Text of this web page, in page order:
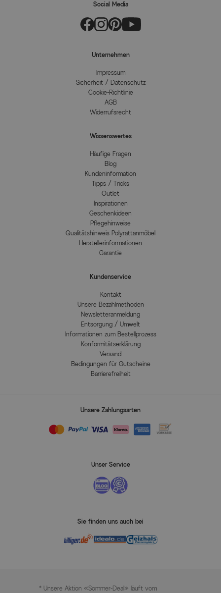
Social Media
Unternehmen
Impressum
Sicherheit / Datenschutz
Cookie-Richtlinie
AGB
Widerrufsrecht
Wissenswertes
Häufige Fragen
Blog
Kundeninformation
Tipps / Tricks
Outlet
Inspirationen
Geschenkideen
Pflegehinweise
Qualitätshinweis Polyrattanmöbel
Herstellerinformationen
Garantie
Kundenservice
Kontakt
Unsere Bezahlmethoden
Newsletteranmeldung
Entsorgung / Umwelt
Informationen zum Bestellprozess
Konformitätserklärung
Versand
Bedingungen für Gutscheine
Barrierefreiheit
Unsere Zahlungsarten
Unser Service
Sie finden uns auch bei
* Unsere Aktion «Sommer-Deal» läuft vom